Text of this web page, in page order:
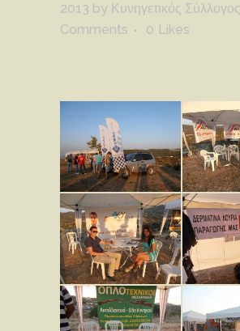
2013 by Κυνηγετικός Σύλλογος
Comments
0 Likes